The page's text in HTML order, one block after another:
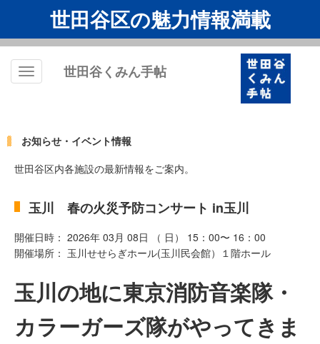
世田谷区の魅力情報満載
Toggle
世田谷くみん手帖
お知らせ・イベント情報
世田谷区内各施設の最新情報をご案内。
玉川 春の火災予防コンサート in玉川
開催日時： 2026年 03月 08日 （ 日） 15：00〜 16：00
開催場所： 玉川せせらぎホール(玉川民会館）１階ホール
玉川の地に東京消防音楽隊・
カラーガーズ隊がやってきま